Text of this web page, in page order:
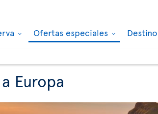
Ofertas especiales
Europa